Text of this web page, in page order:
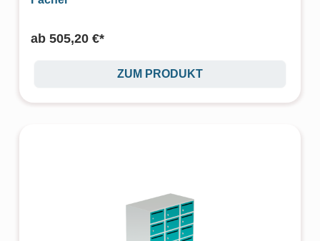
ab 505,20 €*
ZUM PRODUKT